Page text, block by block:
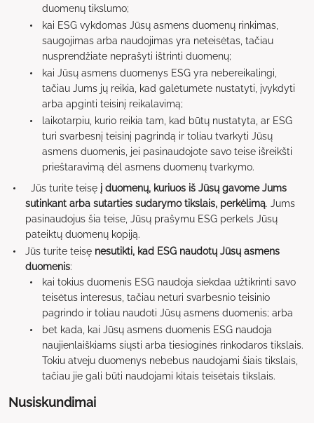
duomenų tikslumo;
kai ESG vykdomas Jūsų asmens duomenų rinkimas,
saugojimas arba naudojimas yra neteisėtas, tačiau
nusprendžiate neprašyti ištrinti duomenų;
kai Jūsų asmens duomenys ESG yra nebereikalingi,
tačiau Jums jų reikia, kad galėtumėte nustatyti, įvykdyti
arba apginti teisinį reikalavimą;
laikotarpiu, kurio reikia tam, kad būtų nustatyta, ar ESG
turi svarbesnį teisinį pagrindą ir toliau tvarkyti Jūsų
asmens duomenis, jei pasinaudojote savo teise išreikšti
prieštaravimą dėl asmens duomenų tvarkymo.
Jūs turite teisę į duomenų, kuriuos iš Jūsų gavome Jums
sutinkant arba sutarties sudarymo tikslais, perkėlimą. Jums
pasinaudojus šia teise, Jūsų prašymu ESG perkels Jūsų
pateiktų duomenų kopiją.
Jūs turite teisę nesutikti, kad ESG naudotų Jūsų asmens
duomenis:
kai tokius duomenis ESG naudoja siekdaa užtikrinti savo
teisėtus interesus, tačiau neturi svarbesnio teisinio
pagrindo ir toliau naudoti Jūsų asmens duomenis; arba
bet kada, kai Jūsų asmens duomenis ESG naudoja
naujienlaiškiams siųsti arba tiesioginės rinkodaros tikslais.
Tokiu atveju duomenys nebebus naudojami šiais tikslais,
tačiau jie gali būti naudojami kitais teisėtais tikslais.
Nusiskundimai